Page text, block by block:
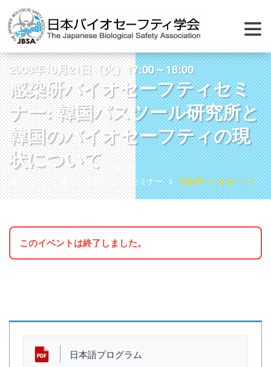
2008年10月21日（火）17:00～18:00
感染研バイオセーフティセミ
ナー: 韓国パスツール研究所と
韓国のバイオセーフティの現
状について
ホーム 教育・講習会等 セミナー 感染研バイオセーフティ
このイベントは終了しました。
日本語プログラム